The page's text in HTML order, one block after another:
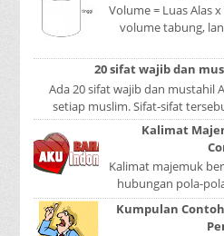
Volume = Luas Alas
volume tabung,
20 sifat wajib dan
Ada 20 sifat wajib dan mustahil
setiap muslim. Sifat-sifat
Tulisan
Kalimat
Kalimat majemuk
hubungan pola-
satu pola
Kumpulan